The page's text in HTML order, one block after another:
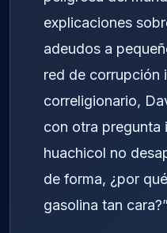
explicaciones
adeudos a
red de corrupción
correligionario,
con otra pregunta
huachicol no
de forma, ¿por
gasolina tan